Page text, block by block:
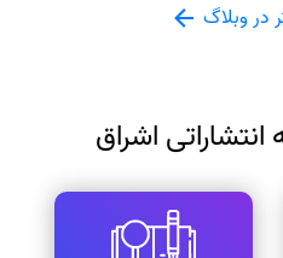
در وبلاگ
اشراق